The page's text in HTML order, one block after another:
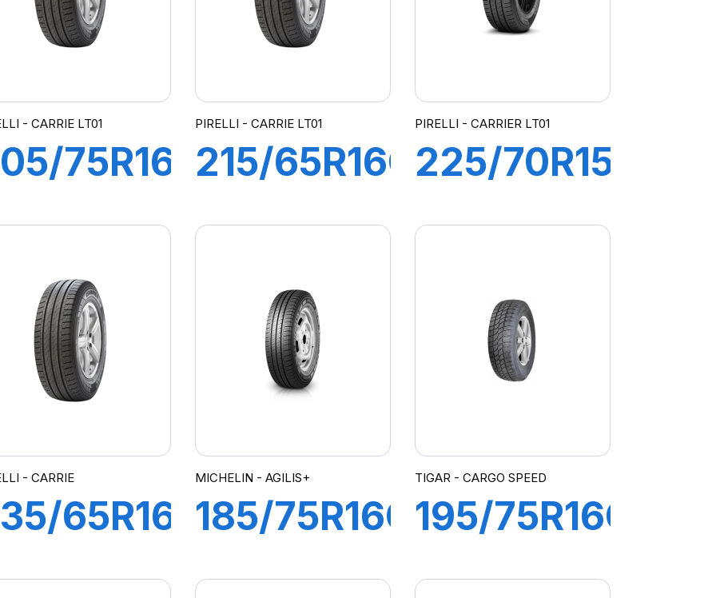
- CARRIE LT01
75R16C
PIRELLI - CARRIE LT01
215/65R16C
LT01
PIRELLI - CARRIER LT01
225/70R15C
LT01
- CARRIE
65R16C
MICHELIN - AGILIS+
185/75R16C
TIGAR - CARGO SPEED
195/75R16C